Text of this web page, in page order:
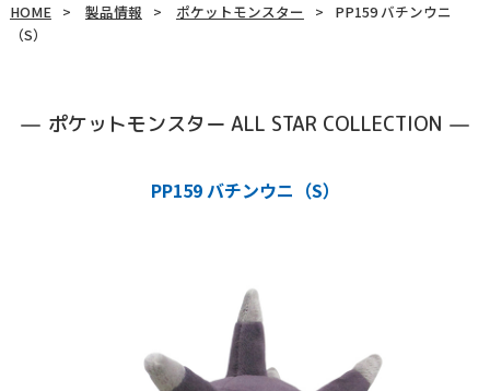
HOME 製品情報 ポケットモンスター
PP159 バチンウニ
（S）
ポケットモンスター ALL STAR COLLECTION
PP159 バチンウニ（S）